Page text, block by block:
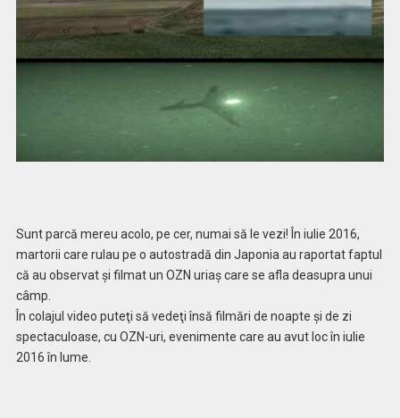
Sunt parcă mereu acolo, pe cer, numai să le vezi! În iulie 2016,
martorii care rulau pe o autostradă din Japonia au raportat faptul
că au observat şi filmat un OZN uriaş care se afla deasupra unui
câmp.
În colajul video puteţi să vedeţi însă filmări de noapte şi de zi
spectaculoase, cu OZN-uri, evenimente care au avut loc în iulie
2016 în lume.